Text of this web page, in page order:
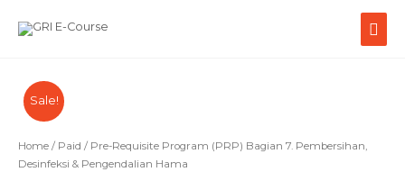
Sale!
Home / Paid / Pre-Requisite Program (PRP) Bagian 7. Pembersihan,
Desinfeksi & Pengendalian Hama